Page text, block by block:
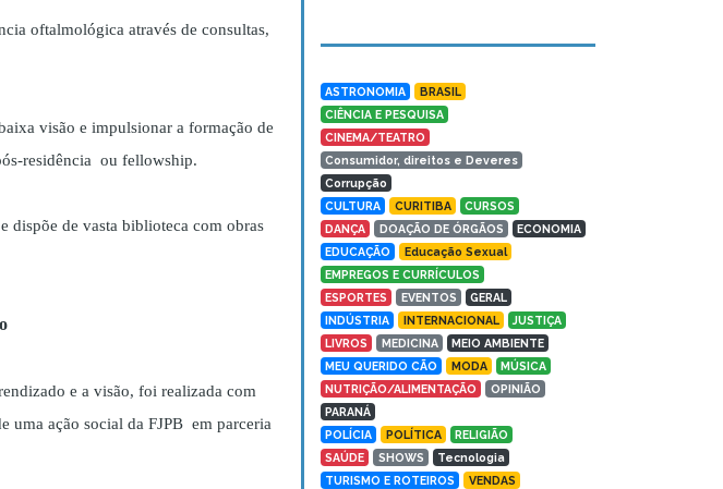
oftalmológica através de consultas,
visão e impulsionar a formação de
residência ou fellowship.
dispõe de vasta biblioteca com obras
e a visão, foi realizada com
uma ação social da FJPB em parceria
ASTRONOMIA
BRASIL
CIÊNCIA E PESQUISA
CINEMA/TEATRO
Consumidor, direitos e Deveres
Corrupção
CULTURA
CURITIBA
CURSOS
DANÇA
DOAÇÃO DE ÓRGÃOS
ECONOMIA
EDUCAÇÃO
Educação Sexual
EMPREGOS E CURRÍCULOS
ESPORTES
EVENTOS
GERAL
INDÚSTRIA
INTERNACIONAL
JUSTIÇA
LIVROS
MEDICINA
MEIO AMBIENTE
MEU QUERIDO CÃO
MODA
MÚSICA
NUTRIÇÃO/ALIMENTAÇÃO
OPINIÃO
PARANÁ
POLÍCIA
POLÍTICA
RELIGIÃO
SAÚDE
SHOWS
Tecnologia
TURISMO E ROTEIROS
VENDAS